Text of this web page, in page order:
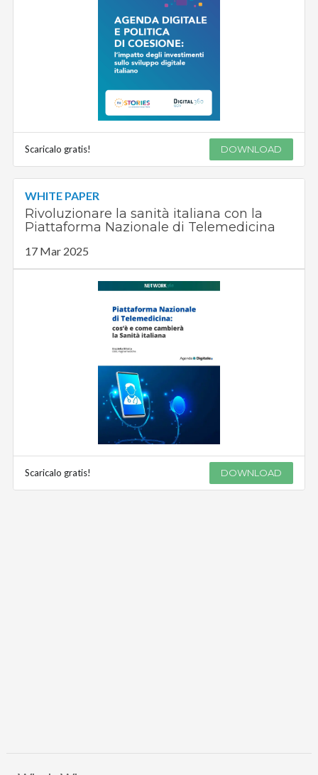
Scaricalo gratis! DOWNLOAD
WHITE PAPER
Rivoluzionare la sanità italiana con la
Piattaforma Nazionale di Telemedicina
17 Mar 2025
Scaricalo gratis! DOWNLOAD